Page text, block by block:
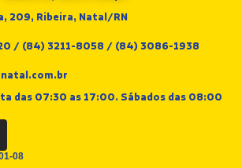
209, Ribeira, Natal/RN
/ (84) 3211-8058 / (84) 3086-1938
das 07:30 as 17:00. Sábados das 08:00
08